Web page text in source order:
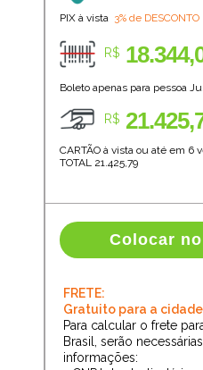
PIX à vista 3% de DESCONTO
R$
Boleto apenas para pessoa
R$
CARTÃO à vista ou até em 6
TOTAL 21.425,79
Colocar
FRETE:
Gratuito para a
Para calcular o frete
Brasil, serão
informações: